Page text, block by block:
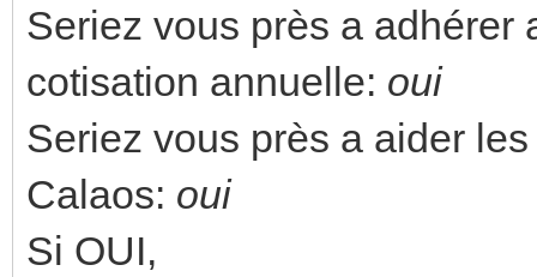
Seriez vous près a adhérer
cotisation annuelle: oui
Seriez vous près a aider
Calaos: oui
Si OUI,